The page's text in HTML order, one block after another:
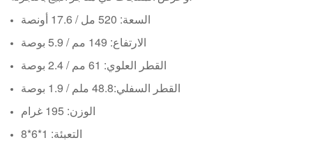
السعة: 520 مل / 17.6 أونصة
الارتفاع: 149 مم / 5.9 بوصة
القطر العلوي: 61 مم / 2.4 بوصة
القطر السفلي:48.8 ملم / 1.9 بوصة
الوزن: 195 غرام
التعبئة: 1*6*8